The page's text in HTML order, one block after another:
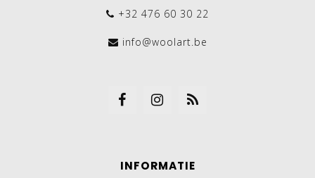
+32 476 60 30 22
info@woolart.be
INFORMATIE